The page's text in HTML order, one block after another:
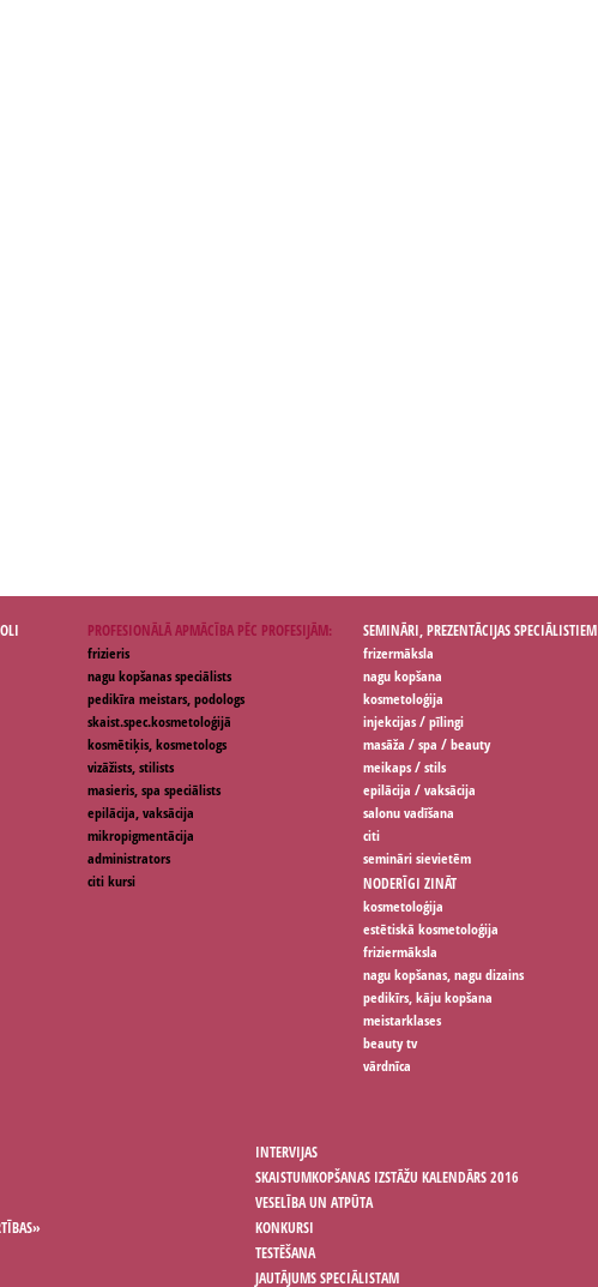
PROFESIONĀLĀ APMĀCĪBA PĒC PROFESIJĀM:
frizieris
nagu kopšanas speciālists
pedikīra meistars, podologs
skaist.spec.kosmetoloģijā
kosmētiķis, kosmetologs
vizāžists, stilists
masieris, spa speciālists
epilācija, vaksācija
mikropigmentācija
administrators
citi kursi
SEMINĀRI, PREZENTĀCIJAS SPECIĀLISTIEM
frizermāksla
nagu kopšana
kosmetoloģija
injekcijas / pīlingi
masāža / spa / beauty
meikaps / stils
epilācija / vaksācija
salonu vadīšana
citi
semināri sievietēm
NODERĪGI ZINĀT
kosmetoloģija
estētiskā kosmetoloģija
friziermāksla
nagu kopšanas, nagu dizains
pedikīrs, kāju kopšana
meistarklases
beauty tv
vārdnīca
INTERVIJAS
SKAISTUMKOPŠANAS IZSTĀŽU KALENDĀRS 2016
VESELĪBA UN ATPŪTA
KONKURSI
TESTĒŠANA
JAUTĀJUMS SPECIĀLISTAM